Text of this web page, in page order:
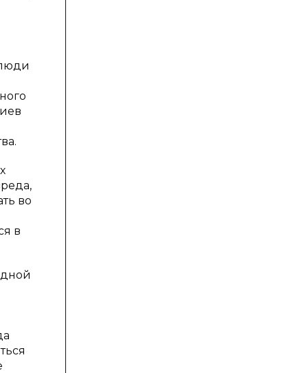
во
в